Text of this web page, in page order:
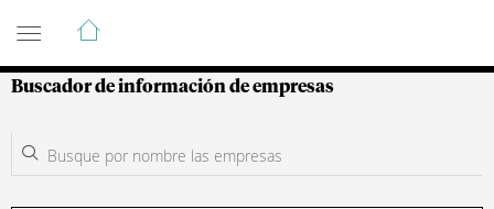
Guía de Empresas Colombianas
Buscador de información de empresas